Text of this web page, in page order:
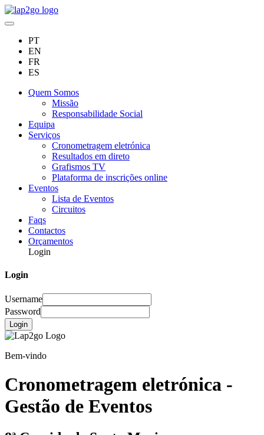
PT
EN
FR
ES
Quem Somos
Missão
Responsabilidade Social
Equipa
Serviços
Cronometragem eletrónica
Resultados em direto
Grafismos TV
Plataforma de inscrições online
Eventos
Lista de Eventos
Circuitos
Faqs
Contactos
Orçamentos
Login
Login
Username
Password
Login
Bem-vindo
Cronometragem eletrónica -
Gestão de Eventos